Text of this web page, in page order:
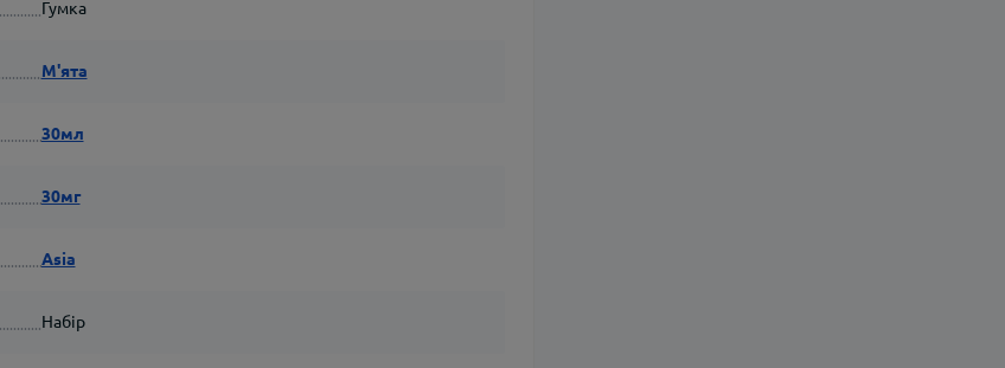
Гумка
М'ята
30мл
30мг
Asia
Набір